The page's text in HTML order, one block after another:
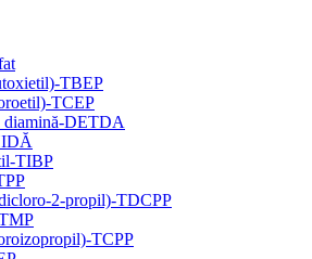
TBEP
TCEP
DETDA
TIBP
2-propil)-TDCPP
TCPP